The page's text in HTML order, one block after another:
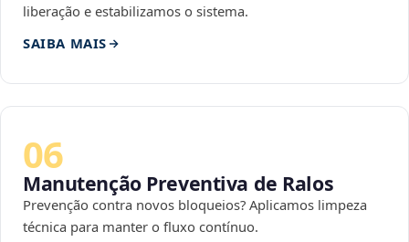
liberação e estabilizamos o sistema.
SAIBA MAIS
06
Manutenção Preventiva de Ralos
Prevenção contra novos bloqueios? Aplicamos limpeza
técnica para manter o fluxo contínuo.